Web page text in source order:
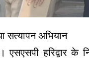
सत्यापन अभियान
एसएसपी हरिद्वार के